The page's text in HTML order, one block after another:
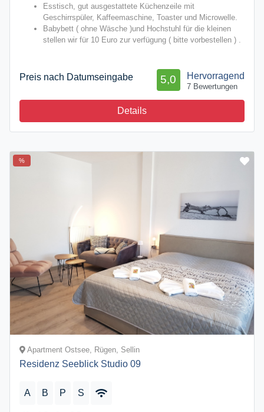
Esstisch, gut ausgestattete Küchenzeile mit
Geschirrspüler, Kaffeemaschine, Toaster und Microwelle.
Babybett ( ohne Wäsche )und Hochstuhl für die kleinen
stellen wir für 10 Euro zur verfügung ( bitte vorbestellen ) .
Preis nach Datumseingabe Hervorragend
5,0
7 Bewertungen
Details
%
Apartment Ostsee, Rügen, Sellin
Residenz Seeblick Studio 09
A B P S